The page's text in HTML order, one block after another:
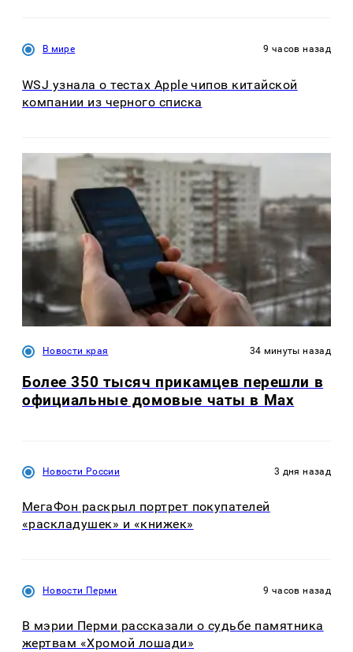
В мире 9 часов назад
WSJ узнала о тестах Apple чипов китайской
компании из черного списка
Новости края 34 минуты назад
Более 350 тысяч прикамцев перешли в
официальные домовые чаты в Max
Новости России 3 дня назад
МегаФон раскрыл портрет покупателей
«раскладушек» и «книжек»
Новости Перми 9 часов назад
В мэрии Перми рассказали о судьбе памятника
жертвам «Хромой лошади»